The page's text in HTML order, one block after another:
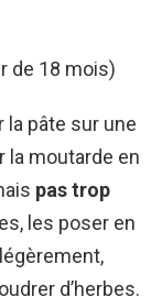
de 18 mois)
la pâte sur une
la moutarde en
pas trop
les poser en
d’herbes.